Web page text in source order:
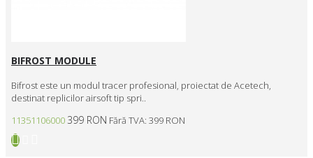
BIFROST MODULE
Bifrost este un modul tracer profesional, proiectat de Acetech,
destinat replicilor airsoft tip spri..
11351106000 399 RON Fără TVA: 399 RON